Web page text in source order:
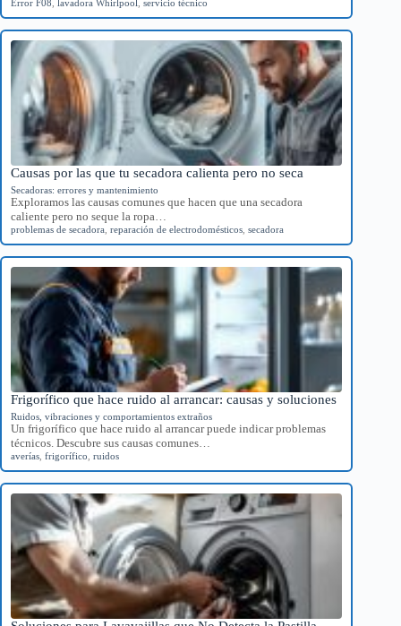
Error F08 lavadora Whirlpool servicio técnico
Causas por las que tu secadora calienta pero no seca
Secadoras: errores y mantenimiento
Exploramos las causas comunes que hacen que una secadora
caliente pero no seque la ropa…
problemas de secadora reparación de electrodomésticos secadora
Frigorífico que hace ruido al arrancar: causas y soluciones
Ruidos, vibraciones y comportamientos extraños
Un frigorífico que hace ruido al arrancar puede indicar problemas
técnicos. Descubre sus causas comunes…
averías frigorífico ruidos